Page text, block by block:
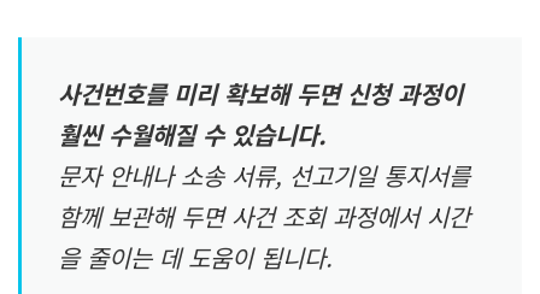
사건번호를 미리 확보해 두면 신청 과정이
훨씬 수월해질 수 있습니다.
문자 안내나 소송 서류, 선고기일 통지서를
함께 보관해 두면 사건 조회 과정에서 시간
을 줄이는 데 도움이 됩니다.